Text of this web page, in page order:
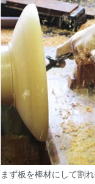
まず板を棒材にして割